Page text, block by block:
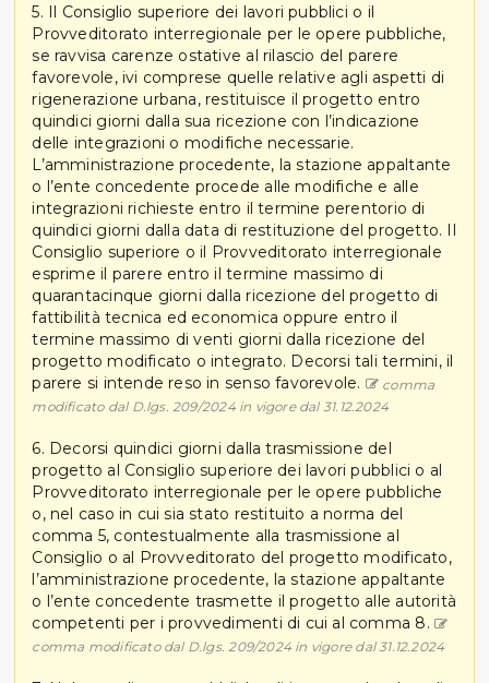
5. Il Consiglio superiore dei lavori pubblici o il
Provveditorato interregionale per le opere pubbliche,
se ravvisa carenze ostative al rilascio del parere
favorevole, ivi comprese quelle relative agli aspetti di
rigenerazione urbana, restituisce il progetto entro
quindici giorni dalla sua ricezione con l’indicazione
delle integrazioni o modifiche necessarie.
L’amministrazione procedente, la stazione appaltante
o l’ente concedente procede alle modifiche e alle
integrazioni richieste entro il termine perentorio di
quindici giorni dalla data di restituzione del progetto. Il
Consiglio superiore o il Provveditorato interregionale
esprime il parere entro il termine massimo di
quarantacinque giorni dalla ricezione del progetto di
fattibilità tecnica ed economica oppure entro il
termine massimo di venti giorni dalla ricezione del
progetto modificato o integrato. Decorsi tali termini, il
parere si intende reso in senso favorevole.
comma
modificato dal D.lgs. 209/2024 in vigore dal 31.12.2024
6. Decorsi quindici giorni dalla trasmissione del
progetto al Consiglio superiore dei lavori pubblici o al
Provveditorato interregionale per le opere pubbliche
o, nel caso in cui sia stato restituito a norma del
comma 5, contestualmente alla trasmissione al
Consiglio o al Provveditorato del progetto modificato,
l’amministrazione procedente, la stazione appaltante
o l’ente concedente trasmette il progetto alle autorità
competenti per i provvedimenti di cui al comma 8.
comma modificato dal D.lgs. 209/2024 in vigore dal 31.12.2024